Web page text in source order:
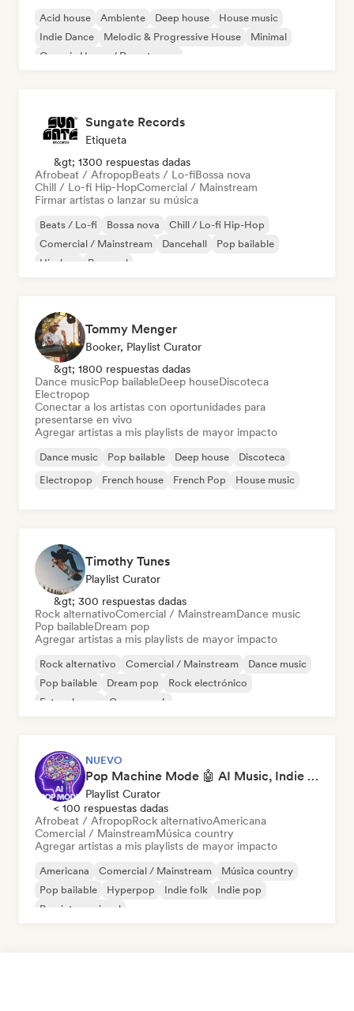
Acid house Ambiente Deep house
House music
Indie Dance
Melodic & Progressive House
Minimal
Organic House / Downtempo
Sungate Records
Etiqueta
&gt; 1300 respuestas dadas
Afrobeat / AfropopBeats / Lo-fiBossa nova
Chill / Lo-fi Hip-HopComercial / Mainstream
Firmar artistas o lanzar su música
Beats / Lo-fi Bossa nova
Chill / Lo-fi Hip-Hop
Comercial / Mainstream
Dancehall
Pop bailable
Hip-hop
Pop soul
Tommy Menger
Booker, Playlist Curator
&gt; 1800 respuestas dadas
Dance musicPop bailableDeep houseDiscoteca
Electropop
Conectar a los artistas con oportunidades para
presentarse en vivo
Agregar artistas a mis playlists de mayor impacto
Dance music Pop bailable Deep house
Discoteca
Electropop
French house French Pop House music
Timothy Tunes
Playlist Curator
&gt; 300 respuestas dadas
Rock alternativoComercial / MainstreamDance music
Pop bailableDream pop
Agregar artistas a mis playlists de mayor impacto
Rock alternativo Comercial / Mainstream
Dance music
Pop bailable
Dream pop
Rock electrónico
Future house
Garage rock
NUEVO
Pop Machine Mode 🤖 AI Music, Indie Pop & Dream Pop
Playlist Curator
< 100 respuestas dadas
Afrobeat / AfropopRock alternativoAmericana
Comercial / MainstreamMúsica country
Agregar artistas a mis playlists de mayor impacto
Americana Comercial / Mainstream
Música country
Pop bailable
Hyperpop Indie folk
Indie pop
Pop internacional